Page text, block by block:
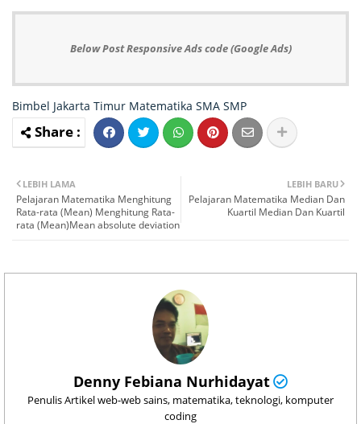
Below Post Responsive Ads code (Google Ads)
Bimbel Jakarta Timur Matematika SMA SMP
LEBIH BARU
Pelajaran Matematika Median Dan
Kuartil Median Dan Kuartil
LEBIH LAMA
Pelajaran Matematika Menghitung
Rata-rata (Mean) Menghitung Rata-
rata (Mean)Mean absolute deviation
Denny Febiana Nurhidayat
Penulis Artikel web-web sains, matematika, teknologi, komputer
coding